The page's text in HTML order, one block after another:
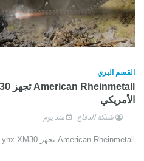
القسم البري
الأمريكي
شبكة الدفاع منذ يوم
American Rheinmetall تجهز Lynx XM30 لاختبارات الجيش الأمريكي